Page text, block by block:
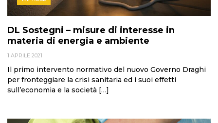
DL Sostegni – misure di interesse in
materia di energia e ambiente
1 APRILE 2021
Il primo intervento normativo del nuovo Governo Draghi
per fronteggiare la crisi sanitaria ed i suoi effetti
sull’economia e la società […]